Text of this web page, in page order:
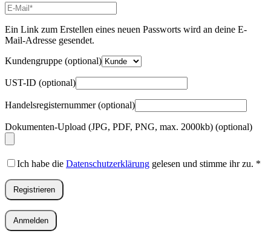
E-
Mail-
Adresse*
Erforderlich
Ein Link zum Erstellen eines neuen Passworts wird an deine E-
Mail-Adresse gesendet.
Kundengruppe (optional)
UST-ID (optional)
Handelsregisternummer(optional)
Dokumenten-Upload (JPG, PDF, PNG, max. 2000kb) (optional)
Ich habe die Datenschutzerklärung gelesen und stimme ihr zu. *
Registrieren
Anmelden